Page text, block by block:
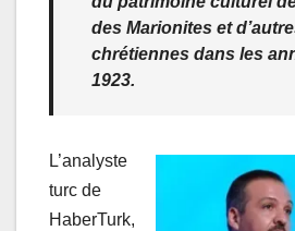
des Marionites et
chrétiennes dans les
1923.
L’analyste
turc de
HaberTurk,